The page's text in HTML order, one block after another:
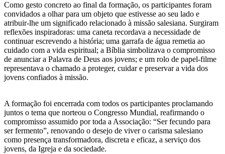
Como gesto concreto ao final da formação, os participantes foram
convidados a olhar para um objeto que estivesse ao seu lado e
atribuir-lhe um significado relacionado à missão salesiana. Surgiram
reflexões inspiradoras: uma caneta recordava a necessidade de
continuar escrevendo a história; uma garrafa de água remetia ao
cuidado com a vida espiritual; a Bíblia simbolizava o compromisso
de anunciar a Palavra de Deus aos jovens; e um rolo de papel-filme
representava o chamado a proteger, cuidar e preservar a vida dos
jovens confiados à missão.
A formação foi encerrada com todos os participantes proclamando
juntos o tema que norteou o Congresso Mundial, reafirmando o
compromisso assumido por toda a Associação: “Ser fecundo para
ser fermento”, renovando o desejo de viver o carisma salesiano
como presença transformadora, discreta e eficaz, a serviço dos
jovens, da Igreja e da sociedade.